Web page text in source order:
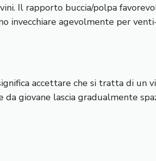
Il rapporto buccia/polpa
invecchiare agevolmente per
accettare che si tratta di un
giovane lascia gradualmente